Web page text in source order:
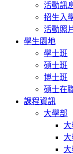
活動訊
招生入
活動照
學生園地
學士班
碩士班
博士班
碩士在
課程資訊
大學部